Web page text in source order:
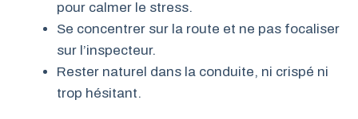
pour calmer le stress.
Se concentrer sur la route et ne pas focaliser
sur l’inspecteur.
Rester naturel dans la conduite, ni crispé ni
trop hésitant.